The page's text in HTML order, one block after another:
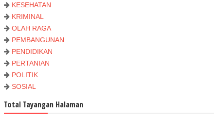
KESEHATAN
KRIMINAL
OLAH RAGA
PEMBANGUNAN
PENDIDIKAN
PERTANIAN
POLITIK
SOSIAL
Total Tayangan Halaman